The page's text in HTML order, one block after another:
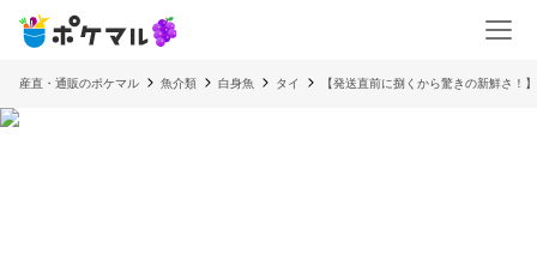
産直・通販のポケマル 魚介類 白身魚 タイ 【発送直前に捌くから驚きの新鮮さ！